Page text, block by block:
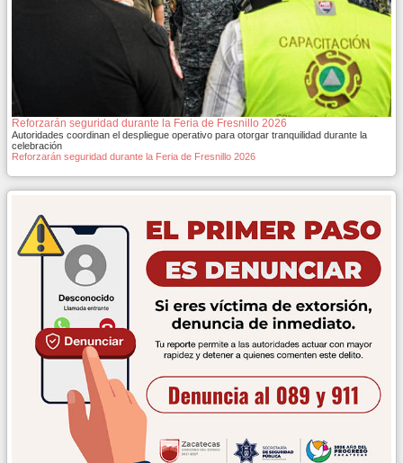
Reforzarán seguridad durante la Feria de Fresnillo 2026
Autoridades coordinan el despliegue operativo para otorgar tranquilidad durante la
celebración
Reforzarán seguridad durante la Feria de Fresnillo 2026